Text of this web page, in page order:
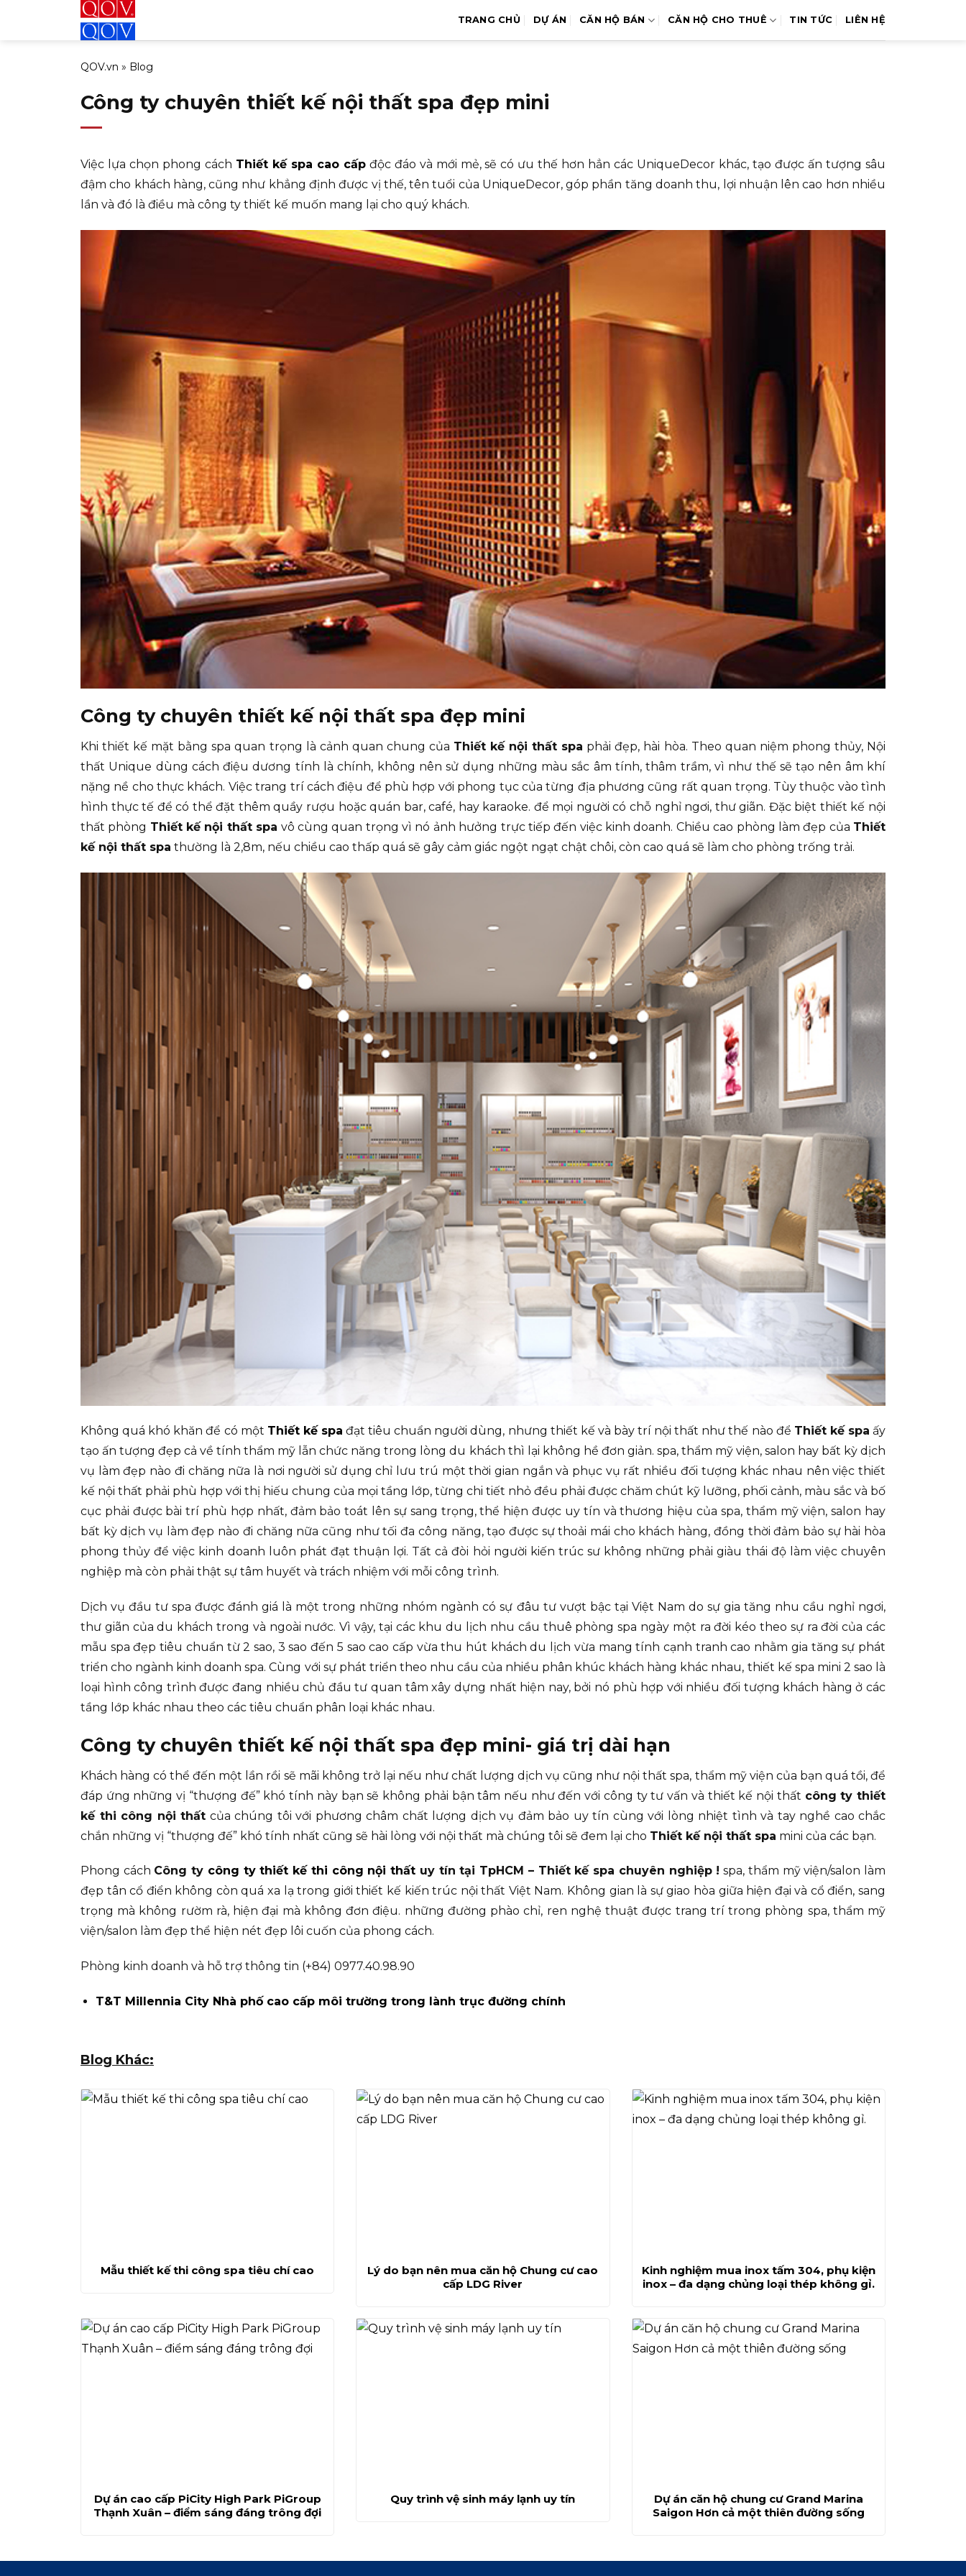
TRANG CHỦ DỰ ÁN CĂN HỘ BÁN CĂN HỘ CHO THUÊ TIN TỨC LIÊN HỆ
QOV.vn » Blog
Công ty chuyên thiết kế nội thất spa đẹp mini
Việc lựa chọn phong cách Thiết kế spa cao cấpđộc đáo và mới mẻ, sẽ có ưu thế hơn hẳn các UniqueDecor khác, tạo được ấn tượng sâu
đậm cho khách hàng, cũng như khẳng định được vị thế, tên tuổi của UniqueDecor, góp phần tăng doanh thu, lợi nhuận lên cao hơn nhiều
lần và đó là điều mà công ty thiết kế muốn mang lại cho quý khách.
Công ty chuyên thiết kế nội thất spa đẹp mini
Khi thiết kế mặt bằng spa quan trọng là cảnh quan chung của Thiết kế nội thất spa phải đẹp, hài hòa. Theo quan niệm phong thủy, Nội
thất Unique dùng cách điệu dương tính là chính, không nên sử dụng những màu sắc âm tính, thâm trầm, vì như thế sẽ tạo nên âm khí
nặng nề cho thực khách. Việc trang trí cách điệu để phù hợp với phong tục của từng địa phương cũng rất quan trọng. Tùy thuộc vào tình
hình thực tế để có thể đặt thêm quầy rượu hoặc quán bar, café, hay karaoke. để mọi người có chỗ nghỉ ngơi, thư giãn. Đặc biệt thiết kế nội
thất phòng Thiết kế nội thất spa vô cùng quan trọng vì nó ảnh hưởng trực tiếp đến việc kinh doanh. Chiều cao phòng làm đẹp của Thiết
kế nội thất spa thường là 2,8m, nếu chiều cao thấp quá sẽ gây cảm giác ngột ngạt chật chôi, còn cao quá sẽ làm cho phòng trống trải.
Không quá khó khăn để có một Thiết kế spa đạt tiêu chuẩn người dùng, nhưng thiết kế và bày trí nội thất như thế nào để Thiết kế spa ấy
tạo ấn tượng đẹp cả về tính thẩm mỹ lẫn chức năng trong lòng du khách thì lại không hề đơn giản. spa, thẩm mỹ viện, salon hay bất kỳ dịch
vụ làm đẹp nào đi chăng nữa là nơi người sử dụng chỉ lưu trú một thời gian ngắn và phục vụ rất nhiều đối tượng khác nhau nên việc thiết
kế nội thất phải phù hợp với thị hiếu chung của mọi tầng lớp, từng chi tiết nhỏ đều phải được chăm chút kỹ lưỡng, phối cảnh, màu sắc và bố
cục phải được bài trí phù hợp nhất, đảm bảo toát lên sự sang trọng, thể hiện được uy tín và thương hiệu của spa, thẩm mỹ viện, salon hay
bất kỳ dịch vụ làm đẹp nào đi chăng nữa cũng như tối đa công năng, tạo được sự thoải mái cho khách hàng, đồng thời đảm bảo sự hài hòa
phong thủy để việc kinh doanh luôn phát đạt thuận lợi. Tất cả đòi hỏi người kiến trúc sư không những phải giàu thái độ làm việc chuyên
nghiệp mà còn phải thật sự tâm huyết và trách nhiệm với mỗi công trình.
Dịch vụ đầu tư spa được đánh giá là một trong những nhóm ngành có sự đâu tư vượt bậc tại Việt Nam do sự gia tăng nhu cầu nghỉ ngơi,
thư giãn của du khách trong và ngoài nước. Vì vậy, tại các khu du lịch nhu cầu thuê phòng spa ngày một ra đời kéo theo sự ra đời của các
mẫu spa đẹp tiêu chuẩn từ 2 sao, 3 sao đến 5 sao cao cấp vừa thu hút khách du lịch vừa mang tính cạnh tranh cao nhằm gia tăng sự phát
triển cho ngành kinh doanh spa. Cùng với sự phát triển theo nhu cầu của nhiều phân khúc khách hàng khác nhau, thiết kế spa mini 2 sao là
loại hình công trình được đang nhiều chủ đầu tư quan tâm xây dựng nhất hiện nay, bởi nó phù hợp với nhiều đối tượng khách hàng ở các
tầng lớp khác nhau theo các tiêu chuẩn phân loại khác nhau.
Công ty chuyên thiết kế nội thất spa đẹp mini- giá trị dài hạn
Khách hàng có thể đến một lần rồi sẽ mãi không trở lại nếu như chất lượng dịch vụ cũng như nội thất spa, thẩm mỹ viện của bạn quá tồi, để
đáp ứng những vị “thượng đế” khó tính này bạn sẽ không phải bận tâm nếu như đến với công ty tư vấn và thiết kế nội thất công ty thiết
kế thi công nội thất của chúng tôi với phương châm chất lượng dịch vụ đảm bảo uy tín cùng với lòng nhiệt tình và tay nghề cao chắc
chắn những vị “thượng đế” khó tính nhất cũng sẽ hài lòng với nội thất mà chúng tôi sẽ đem lại cho Thiết kế nội thất spa mini của các bạn.
Phong cách Công ty công ty thiết kế thi công nội thất uy tín tại TpHCM – Thiết kế spa chuyên nghiệp ! spa, thẩm mỹ viện/salon làm
đẹp tân cổ điển không còn quá xa lạ trong giới thiết kế kiến trúc nội thất Việt Nam. Không gian là sự giao hòa giữa hiện đại và cổ điển, sang
trọng mà không rườm rà, hiện đại mà không đơn điệu. những đường phào chỉ, ren nghệ thuật được trang trí trong phòng spa, thẩm mỹ
viện/salon làm đẹp thể hiện nét đẹp lôi cuốn của phong cách.
Phòng kinh doanh và hỗ trợ thông tin (+84) 0977.40.98.90
T&T Millennia City Nhà phố cao cấp môi trường trong lành trục đường chính
Blog Khác:
Mẫu thiết kế thi công spa tiêu chí cao
Lý do bạn nên mua căn hộ Chung cư cao
cấp LDG River
Kinh nghiệm mua inox tấm 304, phụ kiện
inox – đa dạng chủng loại thép không gỉ.
Dự án cao cấp PiCity High Park PiGroup
Thạnh Xuân – điểm sáng đáng trông đợi
Quy trình vệ sinh máy lạnh uy tín
Dự án căn hộ chung cư Grand Marina
Saigon Hơn cả một thiên đường sống